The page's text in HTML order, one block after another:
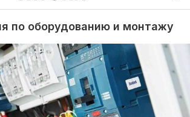
по оборудованию и монтажу